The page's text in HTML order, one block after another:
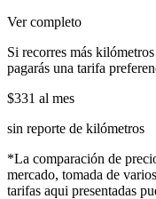
Ver completo
Si recorres más
pagarás una tarifa
$331 al mes
sin reporte de kilómetros
*La comparación de
mercado, tomada de
tarifas aqui presentadas